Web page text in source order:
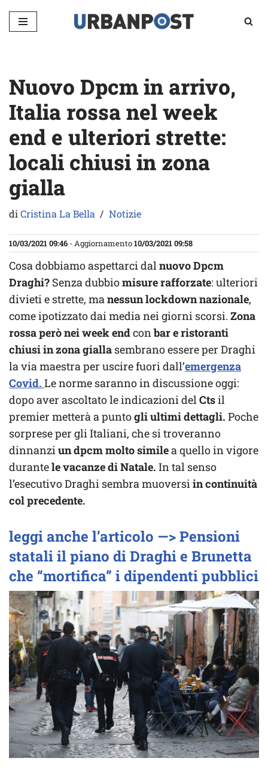
Vai
Nuovo Dpcm in arrivo,
Italia rossa nel week
end e ulteriori strette:
locali chiusi in zona
gialla
diCristina La Bella Notizie
10/03/2021 09:46 - Aggiornamento10/03/2021 09:58
Cosa dobbiamo aspettarci dalnuovo Dpcm
Draghi? Senza dubbiomisure rafforzate: ulteriori
divieti e strette, manessun lockdown nazionale,
come ipotizzato dai media nei giorni scorsi. Zona
rossa però nei week endconbar e ristoranti
chiusi in zona gialla sembrano essere per Draghi
la via maestra per uscire fuori dall’emergenza
Covid. Le norme saranno in discussione oggi:
dopo aver ascoltato le indicazioni delCtsil
premier metterà a puntogli ultimi dettagli. Poche
sorprese per gli Italiani, che si troveranno
dinnanziun dpcm molto similea quello in vigore
durantele vacanze di Natale. In tal senso
l’esecutivo Draghi sembra muoversiin continuità
col precedente.
leggi anche l’articolo —> Pensioni
statali il piano di Draghi e Brunetta
che “mortifica” i dipendenti pubblici